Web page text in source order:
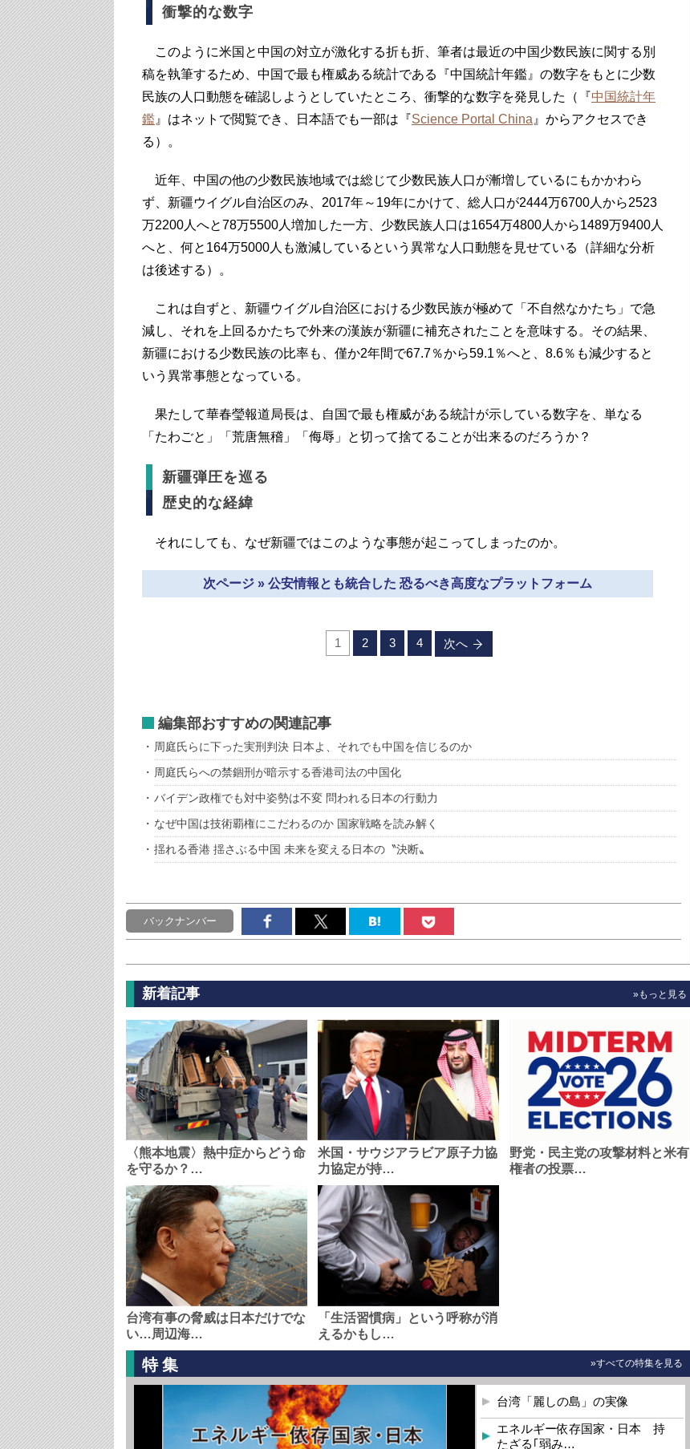
衝撃的な数字
このように米国と中国の対立が激化する折も折、筆者は最近の中国少数民族に関する別
稿を執筆するため、中国で最も権威ある統計である『中国統計年鑑』の数字をもとに少数
民族の人口動態を確認しようとしていたところ、衝撃的な数字を発見した（『中国統計年
鑑 』はネットで閲覧でき、日本語でも一部は『Science Portal China 』からアクセスでき
る）。
近年、中国の他の少数民族地域では総じて少数民族人口が漸増しているにもかかわら
ず、新疆ウイグル自治区のみ、2017年～19年にかけて、総人口が2444万6700人から2523
万2200人へと78万5500人増加した一方、少数民族人口は1654万4800人から1489万9400人
へと、何と164万5000人も激減しているという異常な人口動態を見せている（詳細な分析
は後述する）。
これは自ずと、新疆ウイグル自治区における少数民族が極めて「不自然なかたち」で急
減し、それを上回るかたちで外来の漢族が新疆に補充されたことを意味する。その結果、
新疆における少数民族の比率も、僅か2年間で67.7％から59.1％へと、8.6％も減少すると
いう異常事態となっている。
果たして華春瑩報道局長は、自国で最も権威がある統計が示している数字を、単なる
「たわごと」「荒唐無稽」「侮辱」と切って捨てることが出来るのだろうか？
新疆弾圧を巡る
歴史的な経緯
それにしても、なぜ新疆ではこのような事態が起こってしまったのか。
次ページ » 公安情報とも統合した 恐るべき高度なプラットフォーム
1 2 3 4 次へ
編集部おすすめの関連記事
周庭氏らに下った実刑判決 日本よ、それでも中国を信じるのか
周庭氏らへの禁錮刑が暗示する香港司法の中国化
バイデン政権でも対中姿勢は不変 問われる日本の行動力
なぜ中国は技術覇権にこだわるのか 国家戦略を読み解く
揺れる香港 揺さぶる中国 未来を変える日本の〝決断〟
バックナンバー
新着記事 »もっと見る
〈熊本地震〉熱中症からどう命
を守るか？…
米国・サウジアラビア原子力協
力協定が持…
野党・民主党の攻撃材料と米有
権者の投票…
台湾有事の脅威は日本だけでな
い…周辺海…
「生活習慣病」という呼称が消
えるかもし…
特集 »すべての特集を見る
台湾「麗しの島」の実像
エネルギー依存国家・日本 持
たざる｢弱み…